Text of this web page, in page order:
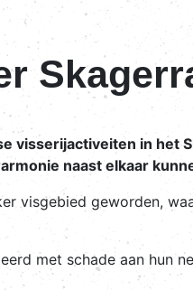
visserijactiveiten in het
naast elkaar
visgebied geworden,
met schade aan hun